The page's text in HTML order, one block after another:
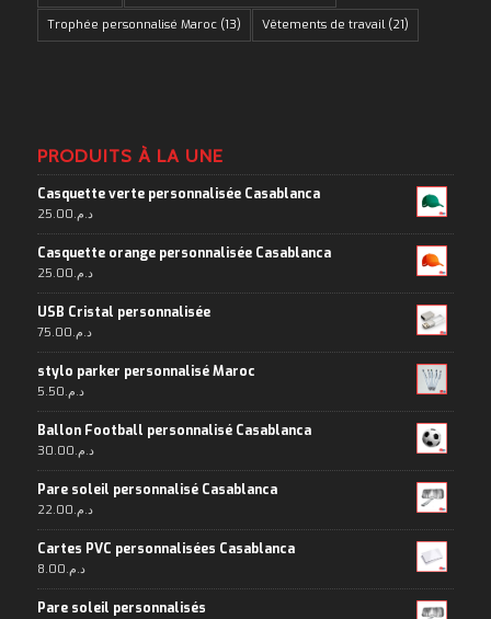
Trophée personnalisé Maroc(13) Vêtements de travail(21)
PRODUITS À LA UNE
Casquette verte personnalisée Casablanca
د.م.25.00
Casquette orange personnalisée Casablanca
د.م.25.00
USB Cristal personnalisée
د.م.75.00
stylo parker personnalisé Maroc
د.م.5.50
Ballon Football personnalisé Casablanca
د.م.30.00
Pare soleil personnalisé Casablanca
د.م.22.00
Cartes PVC personnalisées Casablanca
د.م.8.00
Pare soleil personnalisés